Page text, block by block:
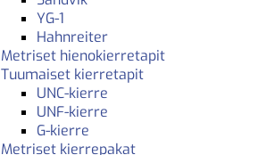
YG-1
Hahnreiter
Metriset hienokierretapit
Tuumaiset kierretapit
UNC-kierre
UNF-kierre
G-kierre
Metriset kierrepakat